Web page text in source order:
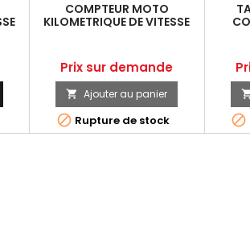
COMPTEUR MOTO
KILOMETRIQUE DE VITESSE
Prix
Prix sur demande
 Ajouter au panier
 Rupture de stock 